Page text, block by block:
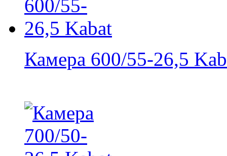
Камера 600/55-26,5